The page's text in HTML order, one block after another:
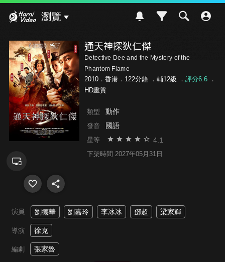
瀏覽
通天神探狄仁傑
Detective Dee and the Mystery of the
Phantom Flame
2010．香港．122分鐘 ． 輔12級 ． 評分6.6．
HD畫質
類型 動作
發音 國語
星等 4.1
下架時間 2027年05月31日
演員 劉德華 劉嘉玲 李冰冰 鄧超 梁家輝
導演 徐克
編劇 張家魯